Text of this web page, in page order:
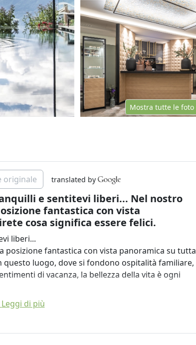
Mostra tutte le foto
originale translated by
e sentitevi liberi... Nel nostro
fantastica con vista
cosa significa essere felici.
liberi...
posizione fantastica con vista panoramica su tutta
questo luogo, dove si fondono ospitalità familiare,
di vacanza, la bellezza della vita è ogni
e outdoor, ci prendiamo cura di voi in modo
Leggi di più